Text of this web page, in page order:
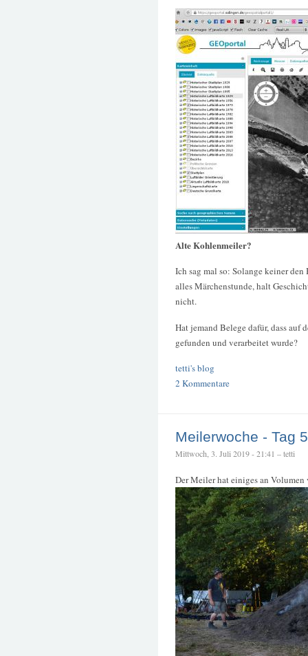
Alte Kohlenmeiler?
Ich sag mal so: Solange keiner
alles Märchenstunde, halt
nicht.
Hat jemand Belege dafür, dass auf
gefunden und verarbeitet wurde?
tetti's blog
2 Kommentare
Meilerwoche - Tag 5
Mittwoch, 3. Juli 2019 - 21:41 – tetti
Der Meiler hat einiges an Volumen